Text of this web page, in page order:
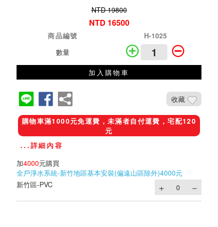
NTD 19800
NTD 16500
商品編號
H-1025
數量
加入購物車
收藏
購物車滿1000元免運費，未滿者自付運費，宅配120
元
...詳細內容
加4000元購買
全戶淨水系統-新竹地區基本安裝(偏遠山區除外)4000元
新竹區-PVC